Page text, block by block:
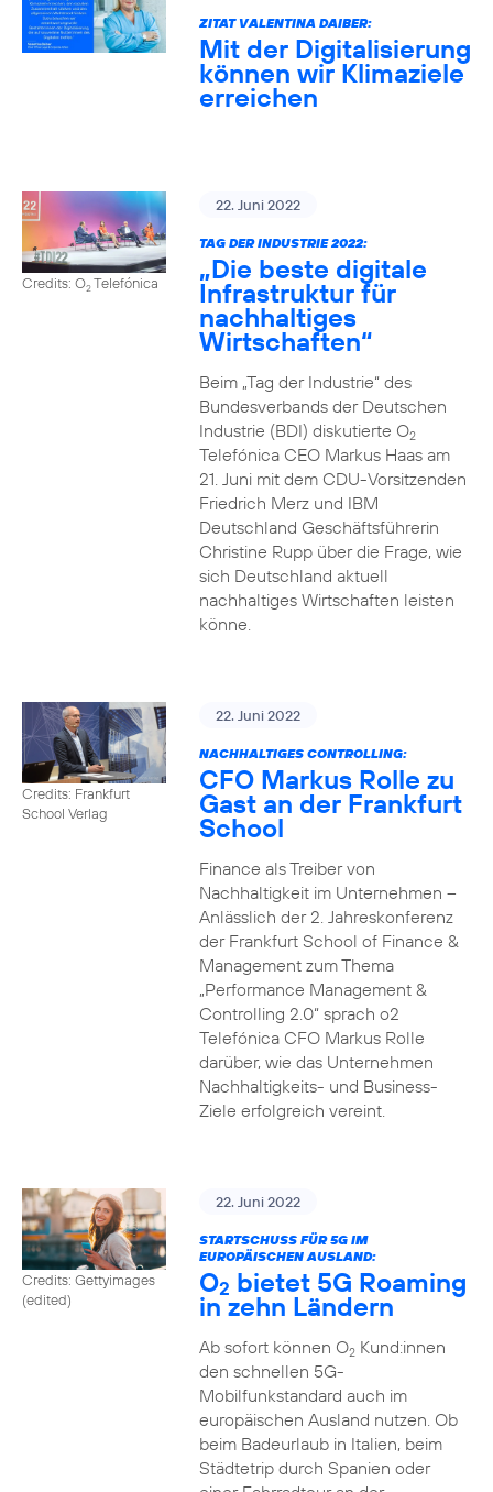
ZITAT VALENTINA DAIBER:
Mit der Digitalisierung
können wir Klimaziele
erreichen
Credits: O2Telefónica
22. Juni 2022
TAG DER INDUSTRIE 2022:
„Die beste digitale
Infrastruktur für
nachhaltiges
Wirtschaften“
Beim „Tag der Industrie“ des
Bundesverbands der Deutschen
Industrie (BDI) diskutierte O2
Telefónica CEO Markus Haas am
21. Juni mit dem CDU-Vorsitzenden
Friedrich Merz und IBM
Deutschland Geschäftsführerin
Christine Rupp über die Frage, wie
sich Deutschland aktuell
nachhaltiges Wirtschaften leisten
könne.
Credits: Frankfurt
School Verlag
22. Juni 2022
NACHHALTIGES CONTROLLING:
CFO Markus Rolle zu
Gast an der Frankfurt
School
Finance als Treiber von
Nachhaltigkeit im Unternehmen –
Anlässlich der 2. Jahreskonferenz
der Frankfurt School of Finance &
Management zum Thema
„Performance Management &
Controlling 2.0“ sprach o2
Telefónica CFO Markus Rolle
darüber, wie das Unternehmen
Nachhaltigkeits- und Business-
Ziele erfolgreich vereint.
Credits: Gettyimages
(edited)
22. Juni 2022
STARTSCHUSS FÜR 5G IM
EUROPÄISCHEN AUSLAND:
O2 bietet 5G Roaming
in zehn Ländern
Ab sofort können O2Kund:innen
den schnellen 5G-
Mobilfunkstandard auch im
europäischen Ausland nutzen. Ob
beim Badeurlaub in Italien, beim
Städtetrip durch Spanien oder